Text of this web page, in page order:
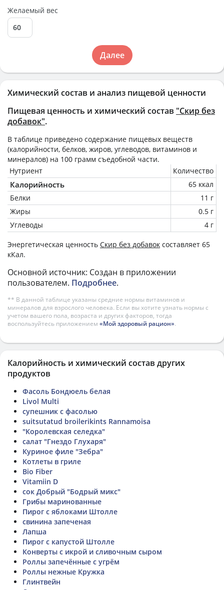
Химический состав и анализ пищевой ценности
Пищевая ценность и химический состав "Скир без
добавок".
В таблице приведено содержание пищевых веществ
(калорийности, белков, жиров, углеводов, витаминов и
минералов) на 100 грамм съедобной части.
Нутриент
Количество
Калорийность
65 ккал
Белки
11 г
Жиры
0.5 г
Углеводы
4 г
Энергетическая ценность Скир без добавок составляет 65
кКал.
Основной источник: Создан в приложении
пользователем. Подробнее.
** В данной таблице указаны средние нормы витаминов и
минералов для взрослого человека. Если вы хотите узнать нормы с
учетом вашего пола, возраста и других факторов, тогда
воспользуйтесь приложением «Мой здоровый рацион».
Желаемый вес
Далее
Калорийность и химический состав других
продуктов
Фасоль Бондюель белая
Livol Multi
супешник с фасолью
suitsutatud broilerikints Rannamoisa
"Королевская селедка"
салат "Гнездо Глухаря"
Куриное филе "Зебра"
Котлеты в гриле
Bio Fiber
Vitamiin D
сок Добрый "Бодрый микс"
Грибы маринованные
Пирог с яблоками Штолле
свинина запеченая
Лапша
Пирог с капустой Штолле
Конверты с икрой и сливочным сыром
Роллы запечённые с угрём
Роллы нежные Кружка
Глинтвейн